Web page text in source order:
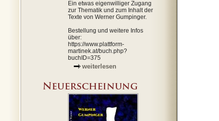
Ein etwas eigenwilliger Zugang
zur Thematik und zum Inhalt der
Texte von Werner Gumpinger.
Bestellung und weitere Infos
über:
https://www.plattform-
martinek.at/buch.php?
buchID=375
weiterlesen